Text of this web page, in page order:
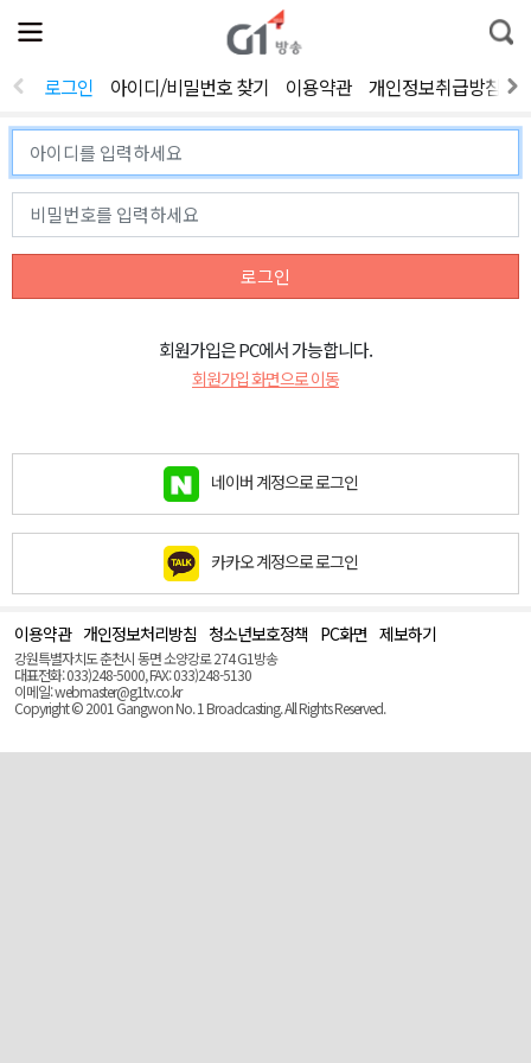
전
체
뉴
열
통
합
색
로그인 아이디/비밀번호 찾기 이용약관 개인정보취급방침
로그인
회원가입은 PC에서 가능합니다.
회원가입 화면으로 이동
네이버 계정으로 로그인
카카오 계정으로 로그인
이용약관 개인정보처리방침 청소년보호정책 PC화면 제보하기
강원특별자치도 춘천시 동면 소양강로 274 G1방송
대표전화: 033)248-5000, FAX: 033)248-5130
이메일: webmaster@g1tv.co.kr
Copyright © 2001 Gangwon No. 1 Broadcasting. All Rights Reserved.